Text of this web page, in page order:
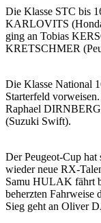
Die Klasse STC bis
KARLOVITS
ging an Tobias
KRETSCHMER
Die Klasse National
Starterfeld
Raphael
(Suzuki Swift).
Der Peugeot-Cup
wieder neue RX-
Samu HULAK fährt
beherzten Fahrweise
Sieg geht an Oliver